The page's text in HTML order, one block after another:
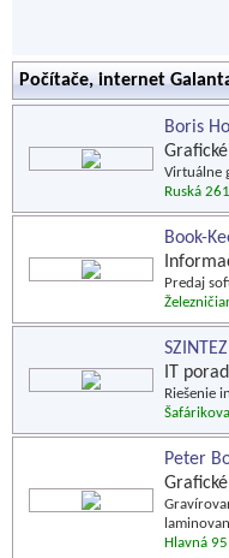
Počítače, internet
Boris
Virtuálne
Ruská
Book-
Predaj
IT
Riešenie
Peter
Hlavná